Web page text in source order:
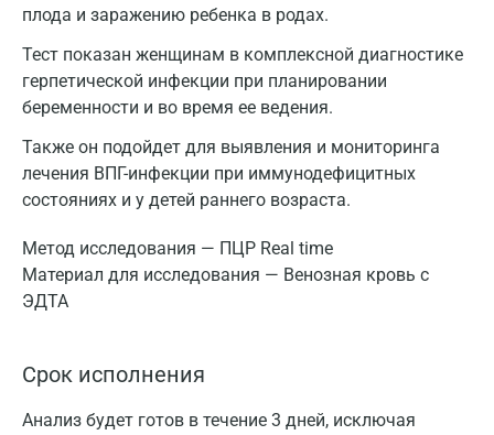
плода и заражению ребенка в родах.
Тест показан женщинам в комплексной диагностике
герпетической инфекции при планировании
беременности и во время ее ведения.
Также он подойдет для выявления и мониторинга
лечения ВПГ-инфекции при иммунодефицитных
состояниях и у детей раннего возраста.
Метод исследования — ПЦР Real time
Материал для исследования — Венозная кровь с
ЭДТА
Срок исполнения
Анализ будет готов в течение 3 дней, исключая